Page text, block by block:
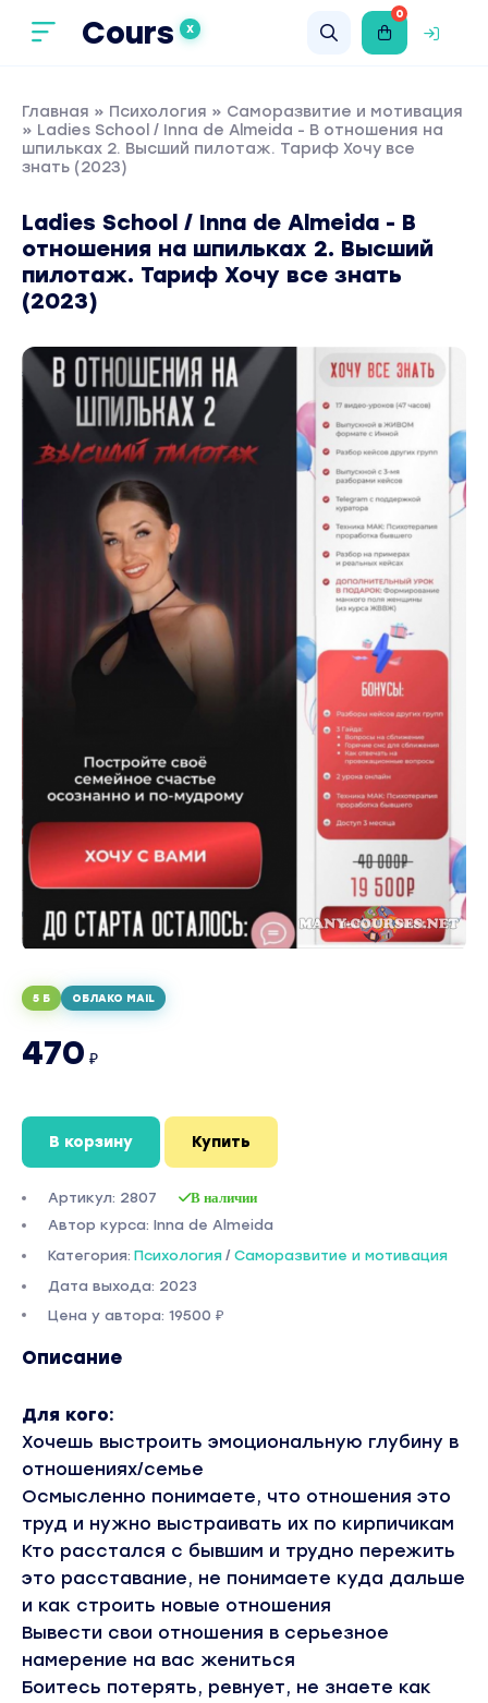
Cours X
0
Главная » Психология » Саморазвитие и мотивация
» Ladies School / Inna de Almeida - В отношения на
шпильках 2. Высший пилотаж. Тариф Хочу все
знать (2023)
Ladies School / Inna de Almeida - В
отношения на шпильках 2. Высший
пилотаж. Тариф Хочу все знать
(2023)
5 Б ОБЛАКО MAIL
470 ₽
В корзину Купить
Артикул: 2807 В наличии
Автор курса: Inna de Almeida
Категория: Психология / Саморазвитие и мотивация
Дата выхода: 2023
Цена у автора: 19500 ₽
Описание
Для кого:
Хочешь выстроить эмоциональную глубину в
отношениях/семье
Осмысленно понимаете, что отношения это
труд и нужно выстраивать их по кирпичикам
Кто расстался с бывшим и трудно пережить
это расставание, не понимаете куда дальше
и как строить новые отношения
Вывести свои отношения в серьезное
намерение на вас жениться
Боитесь потерять, ревнует, не знаете как